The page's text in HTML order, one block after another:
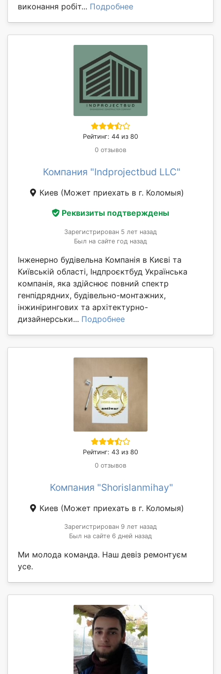
виконання робіт... Подробнее
Рейтинг: 44 из 80
0 отзывов
Компания "Indprojectbud LLC"
Киев (Может приехать в г. Коломыя)
Реквизиты подтверждены
Зарегистрирован 5 лет назад
Был на сайте год назад
Інженерно будівельна Компанія в Києві та
Київській області, Індпроєктбуд Українська
компанія, яка здійснює повний спектр
генпідрядних, будівельно-монтажних,
інжинірингових та архітектурно-
дизайнерськи... Подробнее
Рейтинг: 43 из 80
0 отзывов
Компания "Shorislanmihay"
Киев (Может приехать в г. Коломыя)
Зарегистрирован 9 лет назад
Был на сайте 6 дней назад
Ми молода команда. Наш девіз ремонтуєм
усе.